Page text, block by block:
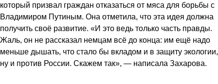
который призвал граждан отказаться от мяса для борьбы с
Владимиром Путиным. Она отметила, что эта идея должна
получить своё развитие. «И это ведь только часть правды.
Жаль, он не рассказал немцам всё до конца: им ещё надо
меньше дышать, что стало бы вкладом и в защиту экологии,
ну и против России. Скажем так», — написала Захарова.